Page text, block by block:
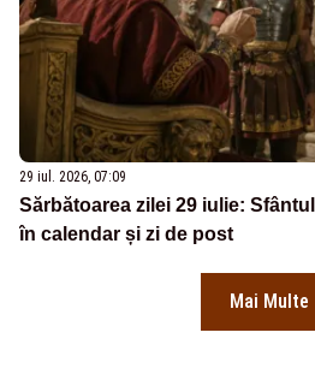
29 iul. 2026, 07:09
Sărbătoarea zilei 29 iulie:
în calendar și zi de post
Mai Multe